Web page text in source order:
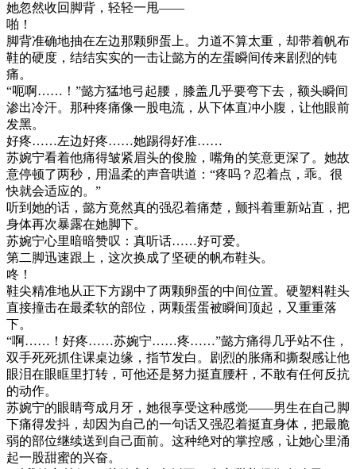
她忽然收回脚背，轻轻一甩——
啪！
脚背准确地抽在左边那颗卵蛋上。力道不算太重，却带着帆布
鞋的硬度，结结实实的一击让懿方的左蛋瞬间传来剧烈的钝
痛。
“呃啊……！”懿方猛地弓起腰，膝盖几乎要弯下去，额头瞬间
渗出冷汗。那种疼痛像一股电流，从下体直冲小腹，让他眼前
发黑。
好疼……左边好疼……她踢得好准……
苏婉宁看着他痛得皱紧眉头的俊脸，嘴角的笑意更深了。她故
意停顿了两秒，用温柔的声音哄道：“疼吗？忍着点，乖。很
快就会适应的。”
听到她的话，懿方竟然真的强忍着痛楚，颤抖着重新站直，把
身体再次暴露在她脚下。
苏婉宁心里暗暗赞叹：真听话……好可爱。
第二脚迅速跟上，这次换成了坚硬的帆布鞋头。
咚！
鞋尖精准地从正下方踢中了两颗卵蛋的中间位置。硬塑料鞋头
直接撞击在最柔软的部位，两颗蛋蛋被瞬间顶起，又重重落
下。
“啊……！好疼……苏婉宁……疼……”懿方痛得几乎站不住，
双手死死抓住课桌边缘，指节发白。剧烈的胀痛和撕裂感让他
眼泪在眼眶里打转，可他还是努力挺直腰杆，不敢有任何反抗
的动作。
苏婉宁的眼睛弯成月牙，她很享受这种感觉——男生在自己脚
下痛得发抖，却因为自己的一句话又强忍着挺直身体，把最脆
弱的部位继续送到自己面前。这种绝对的掌控感，让她心里涌
起一股甜蜜的兴奋。